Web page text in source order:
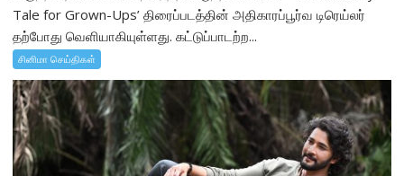
Tale for Grown-Ups’ திரைப்படத்தின் அதிகாரப்பூர்வ டிரெய்லர்
தற்போது வெளியாகியுள்ளது. கட்டுப்பாடற்ற...
சினிமா செய்திகள்